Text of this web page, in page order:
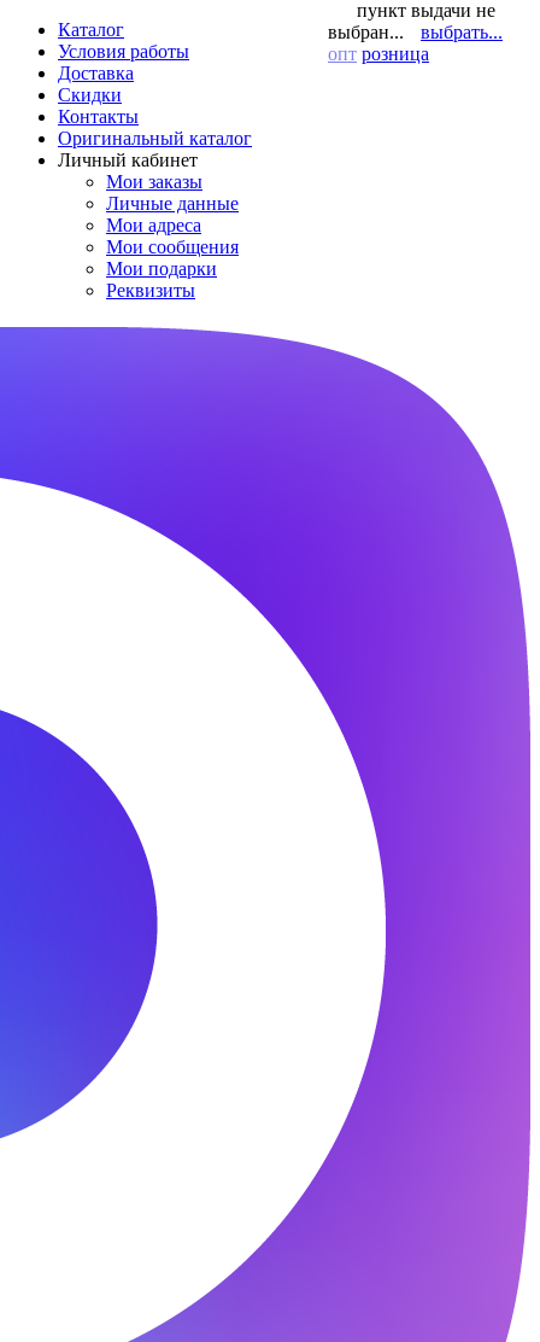
Каталог
Условия работы
Доставка
Скидки
Контакты
Оригинальный каталог
Личный кабинет
Мои заказы
Личные данные
Мои адреса
Мои сообщения
Мои подарки
Реквизиты
пункт выдачи не
выбран...
выбрать...
опт розница